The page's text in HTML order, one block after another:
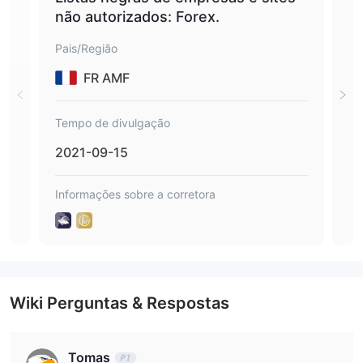
qualquer corretor não licenciado.
não autorizados: Forex.
Pais/Região
FR AMF
Tempo de divulgação
2021-09-15
Informações sobre a corretora
Wiki Perguntas & Respostas
Tomas